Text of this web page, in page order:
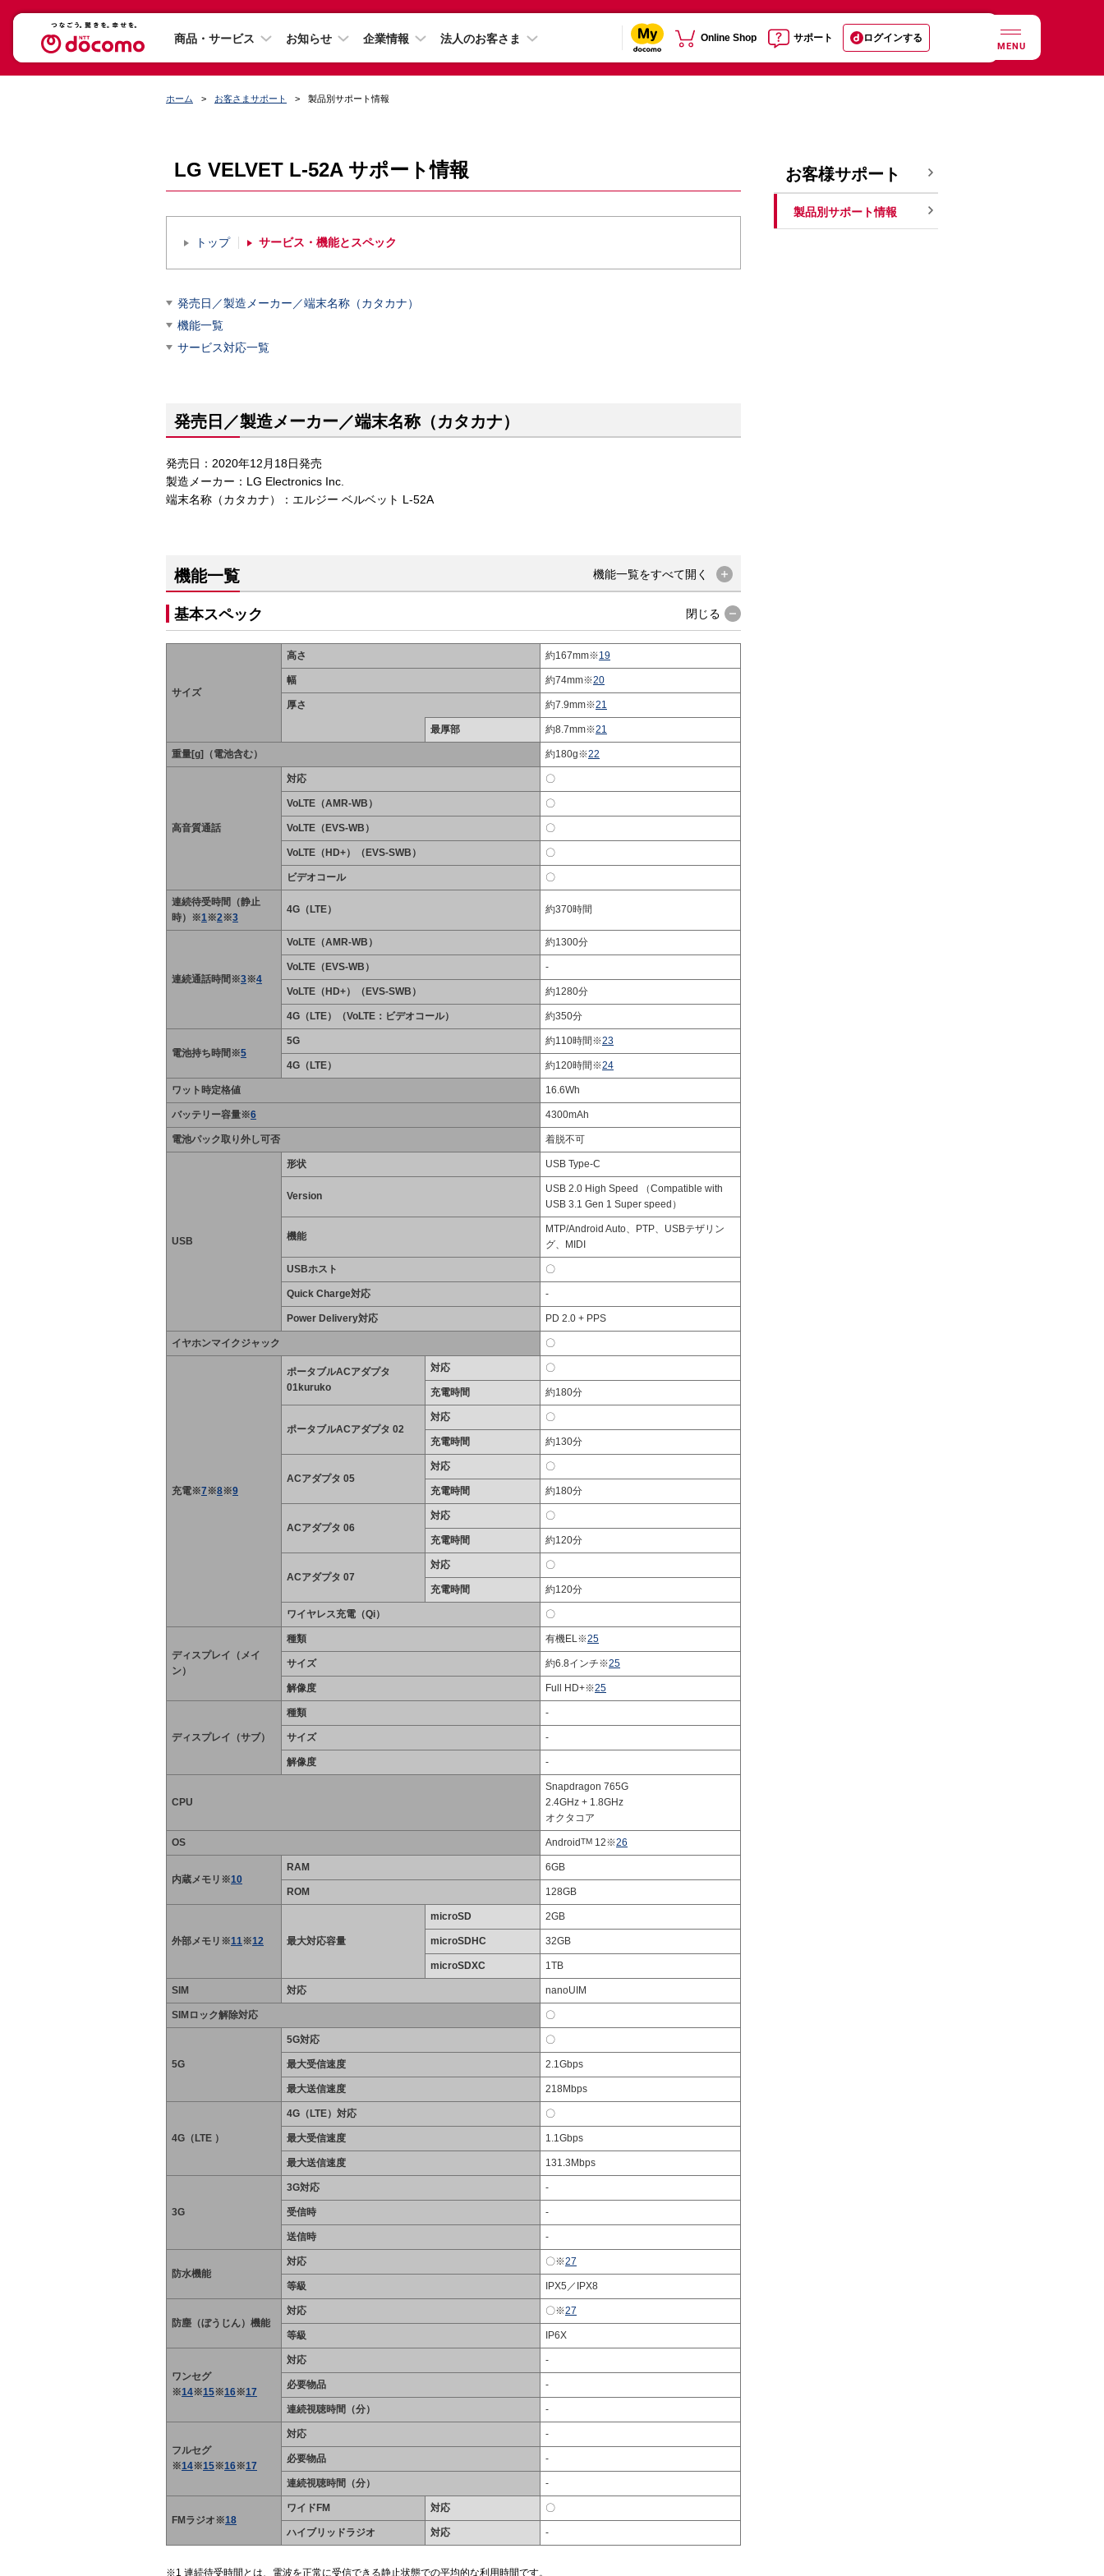
商品・サービス お知らせ 企業情報 法人のお客さま Online Shop サポート ログインする
MENU
ホーム お客さまサポート 製品別サポート情報
LG VELVET L-52A サポート情報
トップ サービス・機能とスペック
発売日／製造メーカー／端末名称（カタカナ）
機能一覧
サービス対応一覧
発売日／製造メーカー／端末名称（カタカナ）
発売日：2020年12月18日発売
製造メーカー：LG Electronics Inc.
端末名称（カタカナ）：エルジー ベルベット L-52A
機能一覧 機能一覧をすべて開く
基本スペック 閉じる
サイズ
高さ 約167mm※19
幅 約74mm※20
厚さ 約7.9mm※21
最厚部 約8.7mm※21
重量[g]（電池含む） 約180g※22
高音質通話
対応 〇
VoLTE（AMR-WB） 〇
VoLTE（EVS-WB） 〇
VoLTE（HD+）（EVS-SWB） 〇
ビデオコール 〇
連続待受時間（静止
時）※1※2※3
4G（LTE） 約370時間
連続通話時間※3※4
VoLTE（AMR-WB） 約1300分
VoLTE（EVS-WB） -
VoLTE（HD+）（EVS-SWB） 約1280分
4G（LTE）（VoLTE：ビデオコール） 約350分
電池持ち時間※5
5G 約110時間※23
4G（LTE） 約120時間※24
ワット時定格値 16.6Wh
バッテリー容量※6 4300mAh
電池パック取り外し可否 着脱不可
USB
形状 USB Type-C
Version
USB 2.0 High Speed （Compatible with
USB 3.1 Gen 1 Super speed）
機能
MTP/Android Auto、PTP、USBテザリン
グ、MIDI
USBホスト 〇
Quick Charge対応 -
Power Delivery対応 PD 2.0 + PPS
イヤホンマイクジャック 〇
充電※7※8※9
ポータブルACアダプタ
01kuruko
対応 〇
充電時間 約180分
ポータブルACアダプタ 02
対応 〇
充電時間 約130分
ACアダプタ 05
対応 〇
充電時間 約180分
ACアダプタ 06
対応 〇
充電時間 約120分
ACアダプタ 07
対応 〇
充電時間 約120分
ワイヤレス充電（Qi） 〇
ディスプレイ（メイ
ン）
種類 有機EL※25
サイズ 約6.8インチ※25
解像度 Full HD+※25
ディスプレイ（サブ）
種類 -
サイズ -
解像度 -
CPU
Snapdragon 765G
2.4GHz + 1.8GHz
オクタコア
OS AndroidTM 12※26
内蔵メモリ※10
RAM 6GB
ROM 128GB
外部メモリ※11※12 最大対応容量
microSD 2GB
microSDHC 32GB
microSDXC 1TB
SIM 対応 nanoUIM
SIMロック解除対応 〇
5G
5G対応 〇
最大受信速度 2.1Gbps
最大送信速度 218Mbps
4G（LTE ）
4G（LTE）対応 〇
最大受信速度 1.1Gbps
最大送信速度 131.3Mbps
3G
3G対応 -
受信時 -
送信時 -
防水機能
対応 〇※27
等級 IPX5／IPX8
防塵（ぼうじん）機能
対応 〇※27
等級 IP6X
ワンセグ
※14※15※16※17
対応 -
必要物品 -
連続視聴時間（分） -
フルセグ
※14※15※16※17
対応 -
必要物品 -
連続視聴時間（分） -
FMラジオ※18
ワイドFM 対応 〇
ハイブリッドラジオ 対応 -
連続待受時間とは、電波を正常に受信できる静止状態での平均的な利用時間です。
お客様サポート
製品別サポート情報